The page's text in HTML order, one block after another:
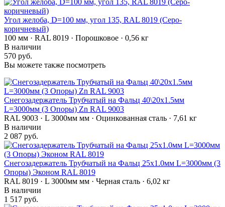
Угол желоба, D=100 мм, угол 135, RAL 8019 (Серо-
коричневый)
100 мм · RAL 8019 · Порошковое · 0,56 кг
В наличии
570 руб.
Вы можете также посмотреть
Снегозадержатель Трубчатый на Фальц 40\20х1.5мм
L=3000мм (3 Опоры) Zn RAL 9003
RAL 9003 · L 3000мм мм · Оцинкованная сталь · 7,61 кг
В наличии
2 087 руб.
Снегозадержатель Трубчатый на Фальц 25х1.0мм L=3000мм (3
Опоры) Эконом RAL 8019
RAL 8019 · L 3000мм мм · Черная сталь · 6,02 кг
В наличии
1 517 руб.